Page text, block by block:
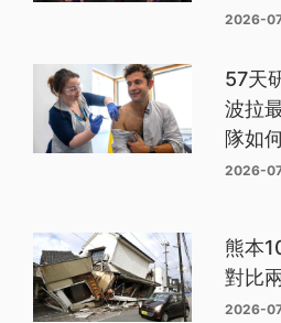
2026-
57天
波拉
隊如
2026-
熊本
對比
2026-